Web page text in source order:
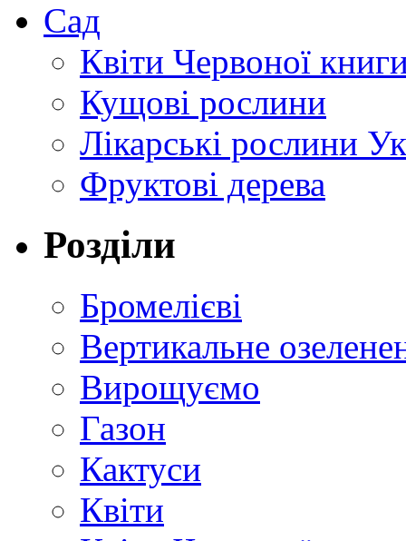
Сад
Квіти Червоної
Кущові рослини
Лікарські рослини
Фруктові дерева
Розділи
Бромелієві
Вертикальне
Вирощуємо
Газон
Кактуси
Квіти